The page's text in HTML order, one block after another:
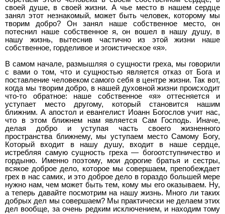
своей душе, в своей жизни. А чье место в нашем сердце
занял этот незнакомый, может быть человек, которому мы
творим добро? Он занял наше собственное место, он
потеснил наше собственное я, он вошел в нашу душу, в
нашу жизнь, вытеснив частично из этой жизни наше
собственное, горделивое и эгоистическое «я».
В самом начале, размышляя о сущности греха, мы говорили
с вами о том, что и сущностью является отказ от Бога и
поставление человеком самого себя в центре жизни. Так вот,
когда мы творим добро, в нашей духовной жизни происходит
что-то обратное: наше собственное «я» оттесняется и
уступает место другому, который становится нашим
ближним. А апостол и евангелист Иоанн Богослов учит нас,
что в этом ближнем нам является Сам Господь. Иначе,
делая добро и уступая часть своего жизненного
пространства ближнему, мы уступаем место Самому Богу,
Который входит в нашу душу, входит в наше сердце,
истребляя самую сущность греха — богоотступничество и
гордыню. Именно поэтому, мои дорогие братья и сестры,
всякое доброе дело, которое мы совершаем, препобеждает
грех в нас самих, и это доброе дело в гораздо большей мере
нужно нам, чем может быть тем, кому мы его оказываем. Ну,
а теперь давайте посмотрим на нашу жизнь. Много ли таких
добрых дел мы совершаем? Мы практически не делаем этих
дел вообще, за очень редким исключением, и находим тому